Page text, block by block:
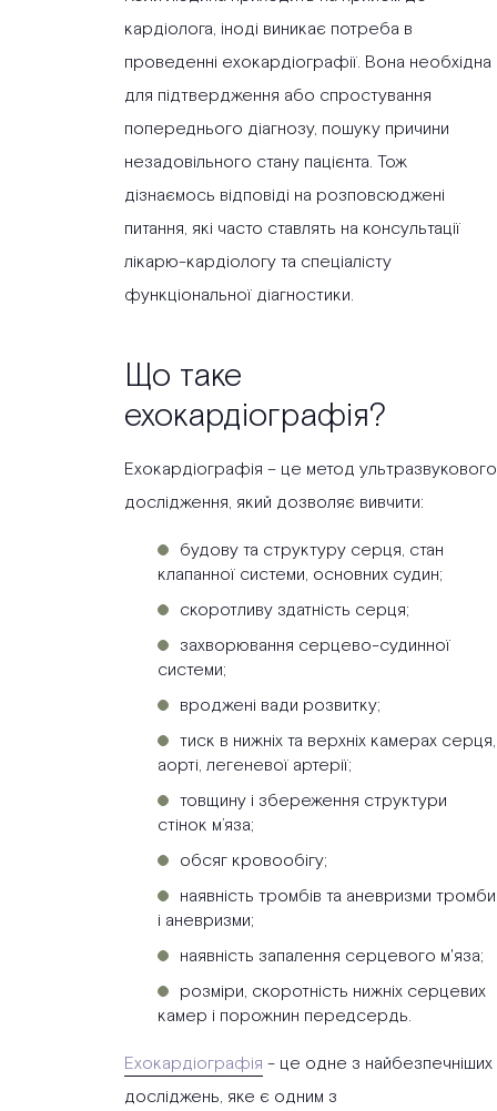
кардіолога, іноді виникає потреба в
проведенні ехокардіографії. Вона необхідна
для підтвердження або спростування
попереднього діагнозу, пошуку причини
незадовільного стану пацієнта. Тож
дізнаємось відповіді на розповсюджені
питання, які часто ставлять на консультації
лікарю-кардіологу та спеціалісту
функціональної діагностики.
Що таке
ехокардіографія?
Ехокардіографія – це метод ультразвукового
дослідження, який дозволяє вивчити:
будову та структуру серця, стан
клапанної системи, основних судин;
скоротливу здатність серця;
захворювання серцево-судинної
системи;
вроджені вади розвитку;
тиск в нижніх та верхніх камерах серця,
аорті, легеневої артерії;
товщину і збереження структури
стінок м’яза;
обсяг кровообігу;
наявність тромбів та аневризми тромби
і аневризми;
наявність запалення серцевого м'яза;
розміри, скоротність нижніх серцевих
камер і порожнин передсердь.
Ехокардіографія - це одне з найбезпечніших
досліджень, яке є одним з